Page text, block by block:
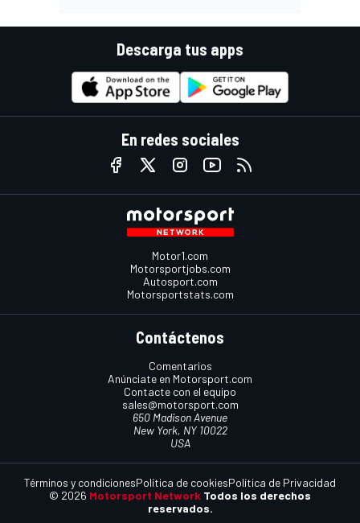
Descarga tus apps
En redes sociales
Motor1.com
Motorsportjobs.com
Autosport.com
Motorsportstats.com
Contáctenos
Comentarios
Anúnciate en Motorsport.com
Contacte con el equipo
sales@motorsport.com
650 Madison Avenue
New York, NY 10022
USA
© 2026 Motorsport Network Todos los derechos
reservados.
Términos y condicionesPolítica de cookiesPolítica de Privacidad